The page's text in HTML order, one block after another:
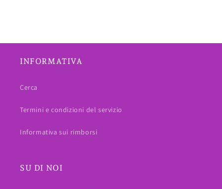
INFORMATIVA
Cerca
Termini e condizioni del servizio
Informativa sui rimborsi
SU DI NOI